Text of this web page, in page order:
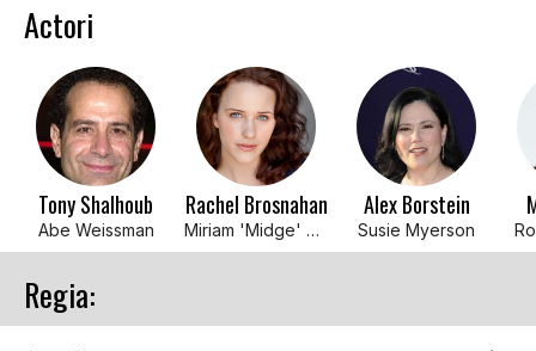
Actori
Tony Shalhoub
Abe Weissman
Rachel Brosnahan
Miriam 'Midge' Maisel
Alex Borstein
Susie Myerson
Regia: